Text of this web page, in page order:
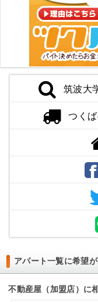
筑波大
つく
アパート一覧に希望
不動産屋（加盟店）に